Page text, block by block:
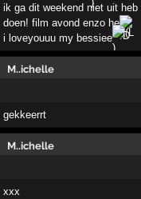
ik ga dit weekend niet uit
doen! film avond enzo he
i loveyouuu my bessiee
M..ichelle
gekkeerrt
M..ichelle
xxx